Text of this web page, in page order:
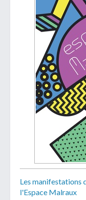
Galerie photos
affiche
Galerie photos
Les manifestations
l'Espace Malraux